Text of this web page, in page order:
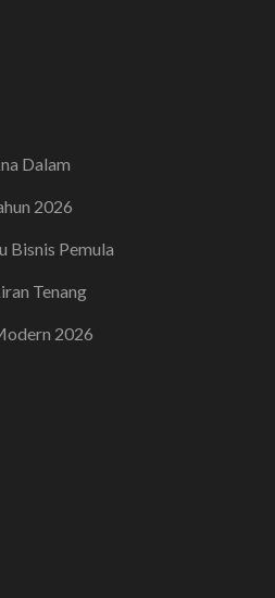
Dalam
2026
Bisnis Pemula
Tenang
2026